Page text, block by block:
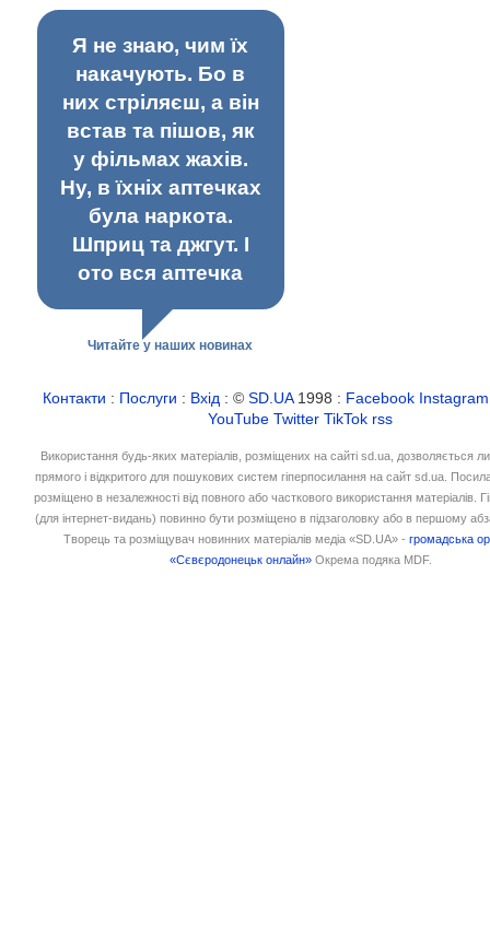
Я не знаю, чим їх
накачують. Бо в
них стріляєш, а він
встав та пішов, як
у фільмах жахів.
Ну, в їхніх аптечках
була наркота.
Шприц та джгут. І
ото вся аптечка
Читайте у наших новинах
Контакти : Послуги : Вхід : ©SD.UA1998 : Facebook Instagram
YouTube Twitter TikTok rss
Використання будь-яких матеріалів, розміщених на сайті sd.ua, дозволяється
прямого і відкритого для пошукових систем гіперпосилання на сайт sd.ua.
розміщено в незалежності від повного або часткового використання матеріалів.
(для інтернет-видань) повинно бути розміщено в підзаголовку або в першому
Творець та розміщувач новинних матеріалів медіа «SD.UA» -громадська
«Сєвєродонецьк онлайн» Окрема подяка MDF.